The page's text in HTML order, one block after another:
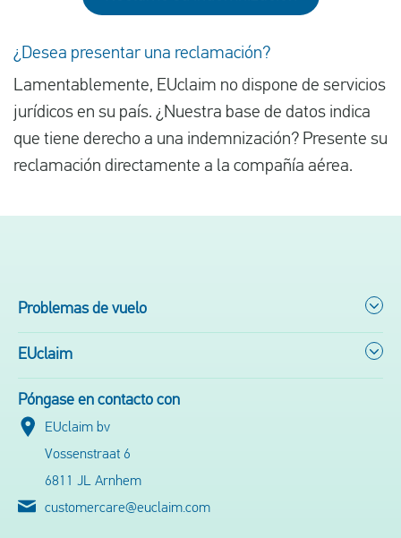
¿Desea presentar una reclamación?
Lamentablemente, EUclaim no dispone de servicios
jurídicos en su país. ¿Nuestra base de datos indica
que tiene derecho a una indemnización? Presente su
reclamación directamente a la compañía aérea.
Problemas de vuelo
EUclaim
Póngase en contacto con
EUclaim bv
Vossenstraat 6
6811 JL Arnhem
customercare@euclaim.com